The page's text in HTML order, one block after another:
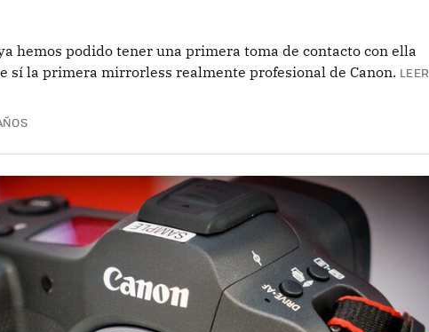
hemos podido tener una primera toma de contacto con ella
sí la primera mirrorless realmente profesional de Canon. LEER